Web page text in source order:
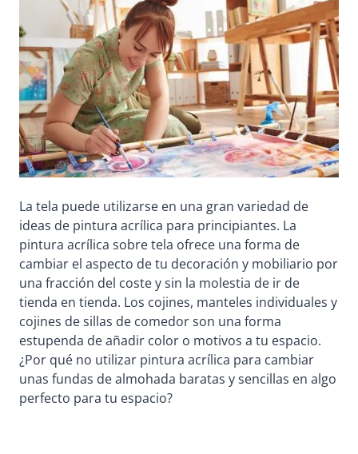
La tela puede utilizarse en una gran variedad de
ideas de pintura acrílica para principiantes. La
pintura acrílica sobre tela ofrece una forma de
cambiar el aspecto de tu decoración y mobiliario por
una fracción del coste y sin la molestia de ir de
tienda en tienda. Los cojines, manteles individuales y
cojines de sillas de comedor son una forma
estupenda de añadir color o motivos a tu espacio.
¿Por qué no utilizar pintura acrílica para cambiar
unas fundas de almohada baratas y sencillas en algo
perfecto para tu espacio?